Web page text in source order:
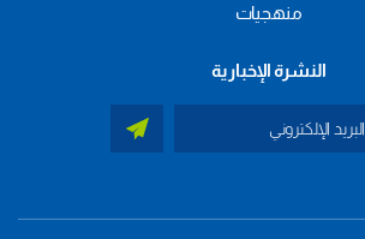
منهجيات
النشرة الإخبارية